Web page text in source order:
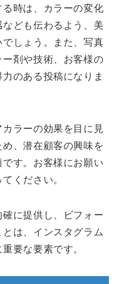
時は、カラーの変化
ども伝わるよう、美
しょう。また、写真
剤や技術、お客様の
のある投稿になりま
ラーの効果を目に見
、潜在顧客の興味を
す。お客様にお願い
ください。
に提供し、ビフォー
は、インスタグラム
要な要素です。